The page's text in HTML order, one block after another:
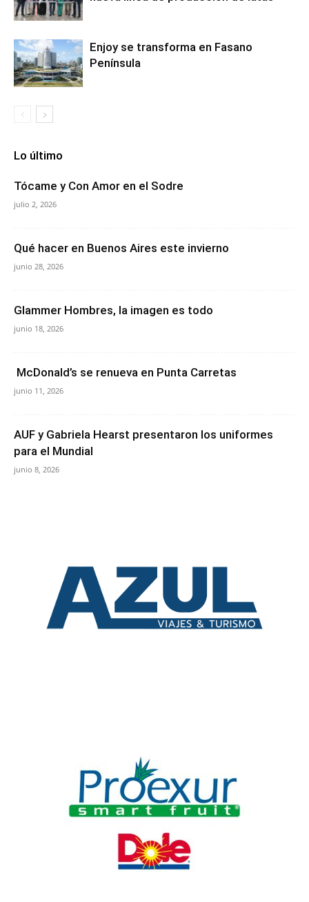
Enjoy se transforma en Fasano
Península
Lo último
Tócame y Con Amor en el Sodre
julio 2, 2026
Qué hacer en Buenos Aires este invierno
junio 28, 2026
Glammer Hombres, la imagen es todo
junio 18, 2026
McDonald’s se renueva en Punta Carretas
junio 11, 2026
AUF y Gabriela Hearst presentaron los uniformes
para el Mundial
junio 8, 2026